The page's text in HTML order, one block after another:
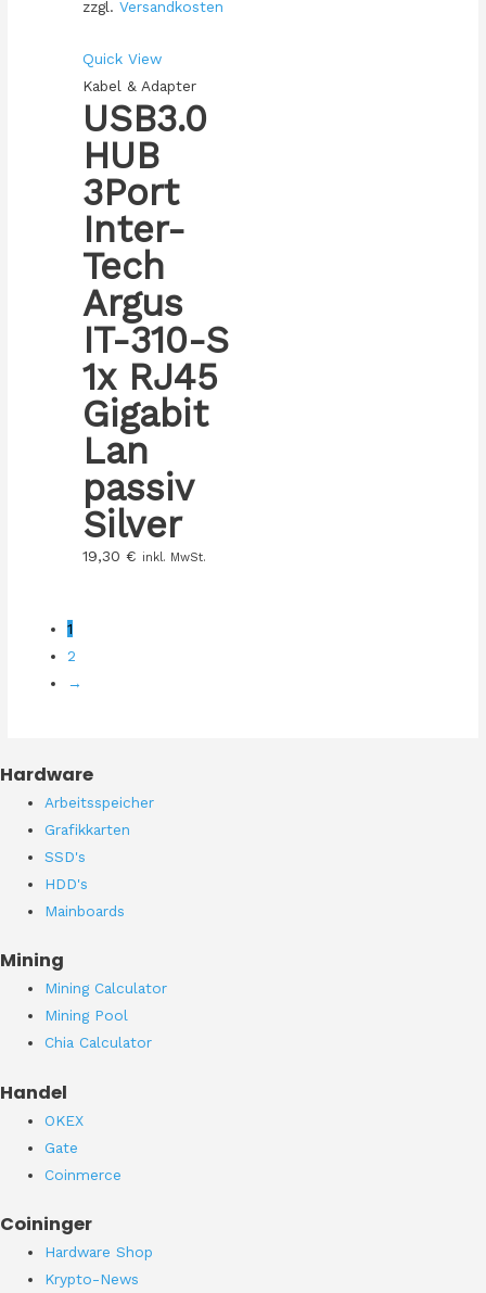
zzgl. Versandkosten
Quick View
Kabel & Adapter
USB3.0
HUB
3Port
Inter-
Tech
Argus
IT-310-S
1x RJ45
Gigabit
Lan
passiv
Silver
19,30 € inkl. MwSt.
1
2
→
Hardware
Arbeitsspeicher
Grafikkarten
SSD's
HDD's
Mainboards
Mining
Mining Calculator
Mining Pool
Chia Calculator
Handel
OKEX
Gate
Coinmerce
Coininger
Hardware Shop
Krypto-News